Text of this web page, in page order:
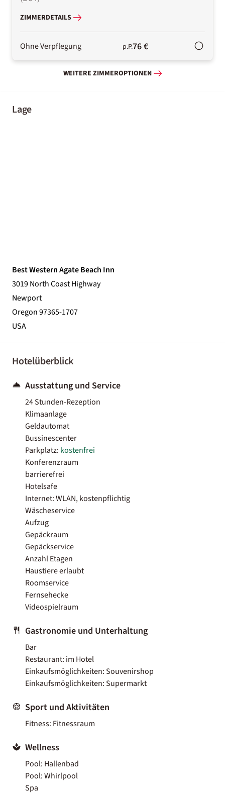
ZIMMERDETAILS
Ohne Verpflegung p.P.76 €
WEITERE ZIMMEROPTIONEN
Lage
Best Western Agate Beach Inn
3019 North Coast Highway
Newport
Oregon 97365-1707
USA
Hotelüberblick
Ausstattung und Service
24 Stunden-Rezeption
Klimaanlage
Geldautomat
Bussinescenter
Parkplatz: kostenfrei
Konferenzraum
barrierefrei
Hotelsafe
Internet: WLAN, kostenpflichtig
Wäscheservice
Aufzug
Gepäckraum
Gepäckservice
Anzahl Etagen
Haustiere erlaubt
Roomservice
Fernsehecke
Videospielraum
Gastronomie und Unterhaltung
Bar
Restaurant: im Hotel
Einkaufsmöglichkeiten: Souvenirshop
Einkaufsmöglichkeiten: Supermarkt
Sport und Aktivitäten
Fitness: Fitnessraum
Wellness
Pool: Hallenbad
Pool: Whirlpool
Spa